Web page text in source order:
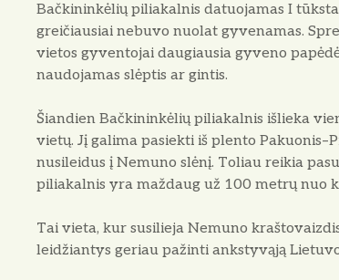
Bačkininkėlių piliakalnis datuojamas I
greičiausiai nebuvo nuolat gyvenamas.
vietos gyventojai daugiausia gyveno
naudojamas slėptis ar gintis.
Šiandien Bačkininkėlių piliakalnis išlieka
vietų. Jį galima pasiekti iš plento
nusileidus į Nemuno slėnį. Toliau reikia
piliakalnis yra maždaug už 100 metrų nuo
Tai vieta, kur susilieja Nemuno
leidžiantys geriau pažinti ankstyvąją